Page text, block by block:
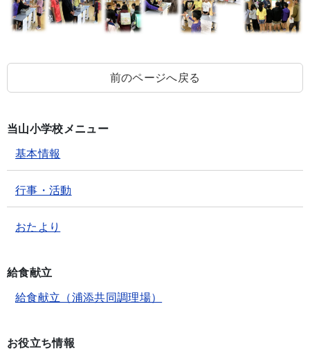
前のページへ戻る
当山小学校メニュー
基本情報
行事・活動
おたより
給食献立
給食献立（浦添共同調理場）
お役立ち情報